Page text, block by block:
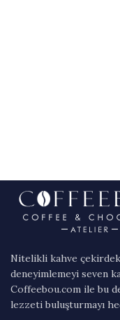
Nitelikli kahve
deneyimlemeyi seven
Coffeebou.com ile bu
lezzeti buluşturmayı